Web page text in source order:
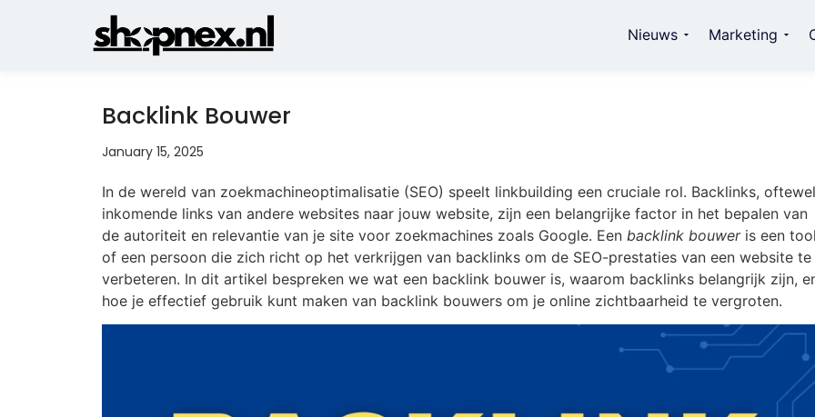
Nieuws Marketing
Backlink Bouwer
January 15, 2025
In de wereld van zoekmachineoptimalisatie (SEO) speelt linkbuilding een cruciale rol. Backlinks, oftewel
inkomende links van andere websites naar jouw website, zijn een belangrijke factor in het bepalen van
de autoriteit en relevantie van je site voor zoekmachines zoals Google. Een backlink bouweris een
of een persoon die zich richt op het verkrijgen van backlinks om de SEO-prestaties van een website te
verbeteren. In dit artikel bespreken we wat een backlink bouwer is, waarom backlinks belangrijk zijn,
hoe je effectief gebruik kunt maken van backlink bouwers om je online zichtbaarheid te vergroten.